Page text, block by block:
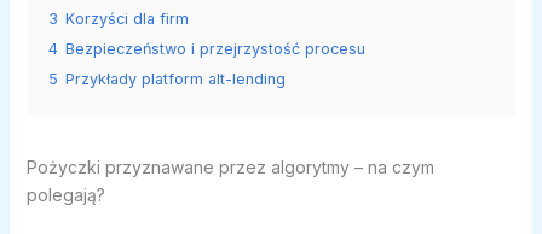
3 Korzyści dla firm
4 Bezpieczeństwo i przejrzystość procesu
5 Przykłady platform alt-lending
Pożyczki przyznawane przez algorytmy – na czym
polegają?